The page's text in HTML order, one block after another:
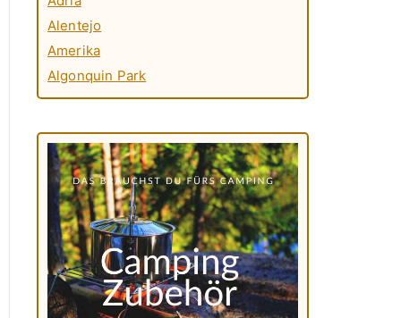
Alentejo
Amerika
Algonquin Park